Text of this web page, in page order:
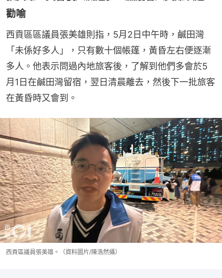
勸喻
西貢區區議員張美雄則指，5月2日中午時，鹹田灣
「未係好多人」，只有數十個帳篷，黃昏左右便逐漸
多人。他表示問過內地旅客後，了解到他們多會於5
月1日在鹹田灣留宿，翌日清晨離去，然後下一批旅客
在黃昏時又會到。
西貢區議員張美雄。（資料圖片/陳浩然攝）